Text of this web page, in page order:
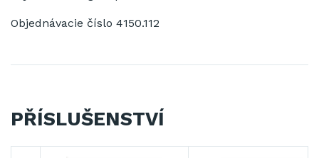
Objednávacie číslo 4150.112
PŘÍSLUŠENSTVÍ